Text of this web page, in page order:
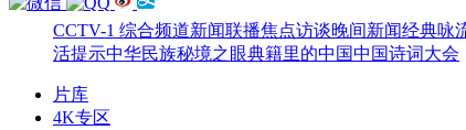
CCTV-1 综合频道新闻联播焦点访谈晚间新闻经典咏
活提示中华民族秘境之眼典籍里的中国中国诗词大会
片库
4K专区